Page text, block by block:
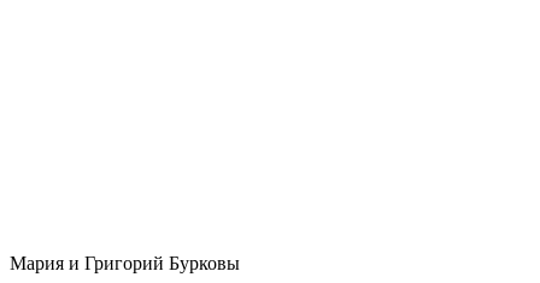
Мария и Григорий Бурковы